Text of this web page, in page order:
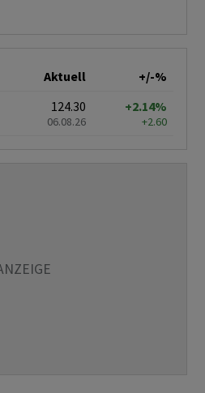
Aktuell
+/-%
124.30
06.08.26
+2.14%
+2.60